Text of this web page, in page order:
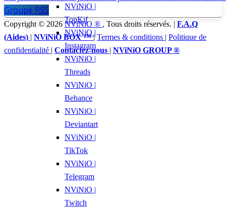
Groupe RSS
Copyright © 2026 NViNiO ® , Tous droits réservés. | F.A.Q
(Aides) | NViNiO BOX ™|Termes & conditions | Politique de
confidentialité | Contactez-nous | NViNiO GROUP ®
NViNiO |
TopKif
NViNiO |
Instagram
NViNiO |
Threads
NViNiO |
Behance
NViNiO |
Deviantart
NViNiO |
TikTok
NViNiO |
Telegram
NViNiO |
Twitch